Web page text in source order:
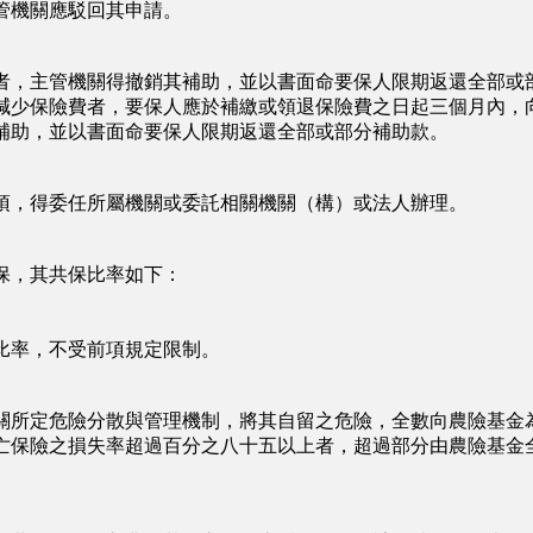
機關應駁回其申請。
主管機關得撤銷其補助，並以書面命要保人限期返還全部或
保險費者，要保人應於補繳或領退保險費之日起三個月內
，並以書面命要保人限期返還全部或部分補助款。
得委任所屬機關或委託相關機關（構）或法人辦理。
其共保比率如下：
，不受前項規定限制。
所定危險分散與管理機制，將其自留之危險，全數向農險基金
險之損失率超過百分之八十五以上者，超過部分由農險基金